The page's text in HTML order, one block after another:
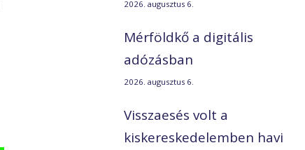
2026. augusztus 6.
Mérföldkő a digitális
adózásban
2026. augusztus 6.
Visszaesés volt a
kiskereskedelemben havi